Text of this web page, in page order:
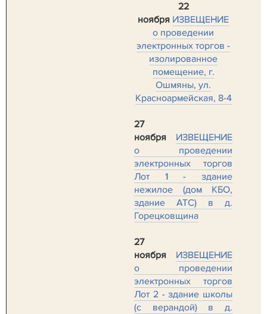
22
ноября ИЗВЕЩЕНИЕ
о проведении
электронных торгов -
изолированное
помещение, г.
Ошмяны, ул.
Красноармейская, 8-4
27
ноября
ИЗВЕЩЕНИЕ
о проведении
электронных торгов
Лот 1 - здание
нежилое (дом КБО,
здание АТС) в д.
Горецковщина
27
ноября
ИЗВЕЩЕНИЕ
о проведении
электронных торгов
Лот 2 - здание школы
(с верандой) в д.